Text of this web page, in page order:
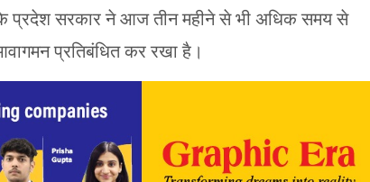
प्रदेश सरकार ने आज तीन महीने से भी अधिक समय से
प्रतिबंधित कर रखा है।